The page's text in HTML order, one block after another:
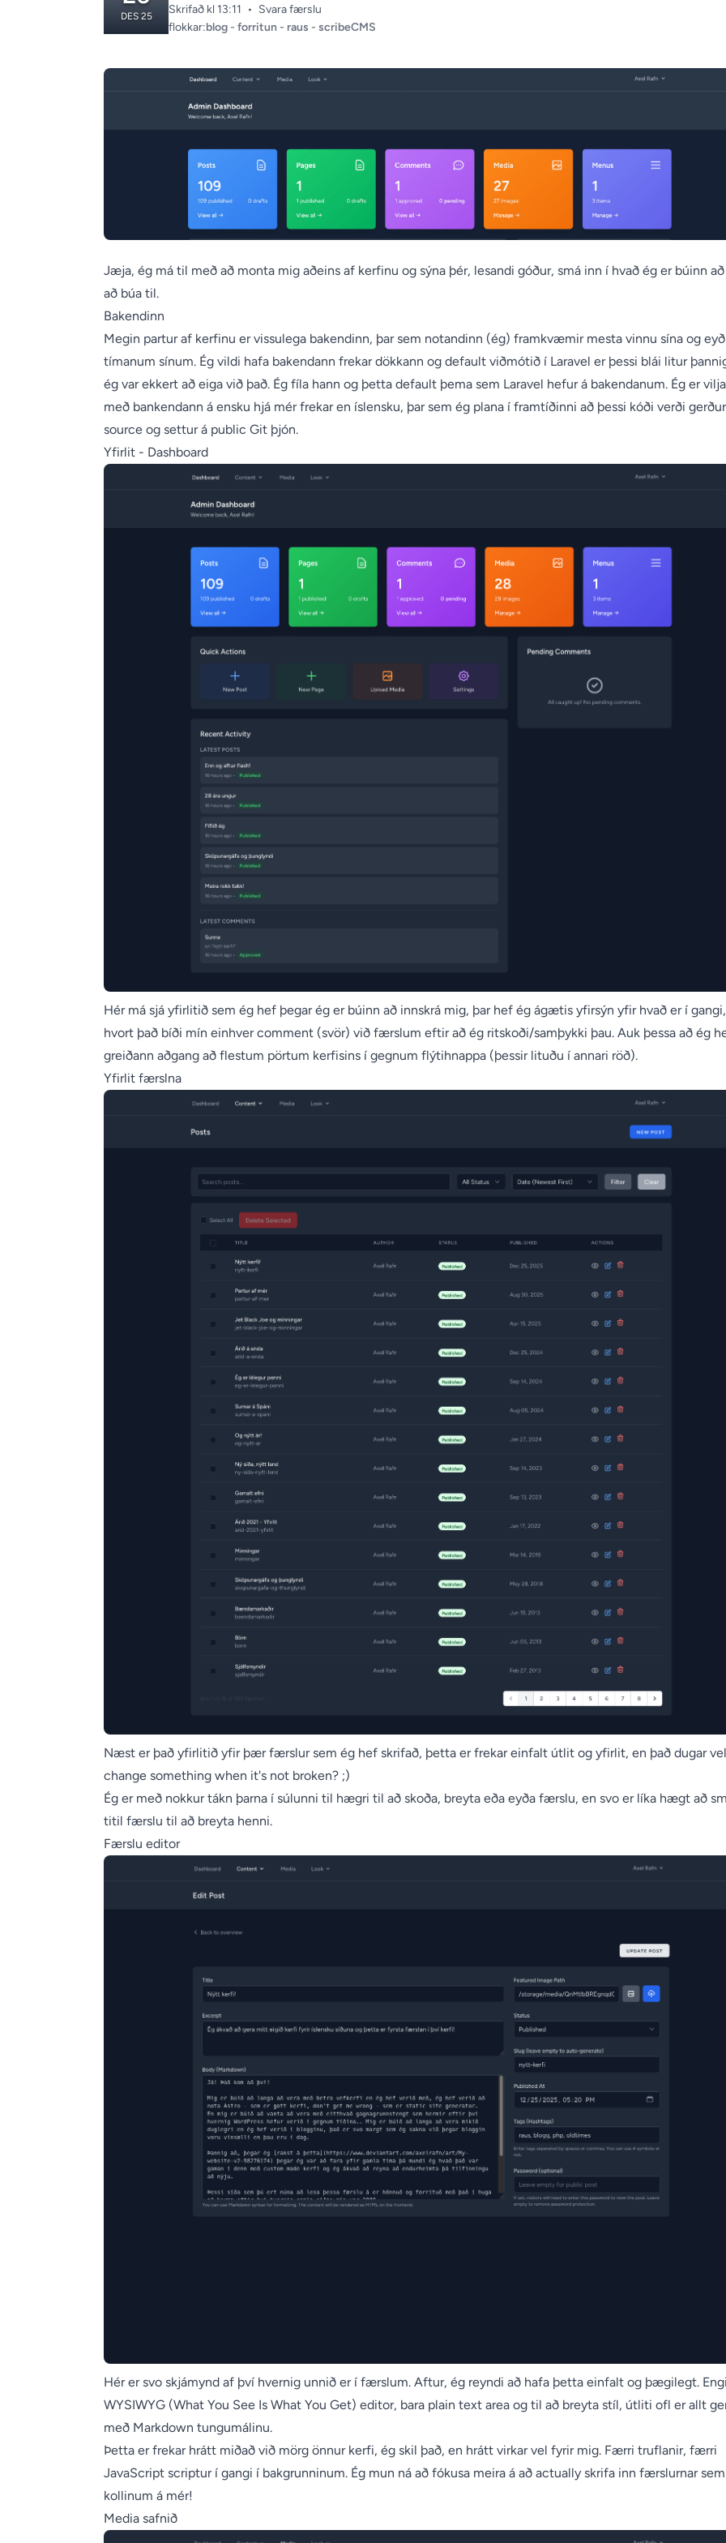
DES 25 Skrifað kl 13:11 • Svara færslu
Categories:
flokkar:blog - forritun - raus - scribeCMS
Jæja, ég má til með að monta mig aðeins af kerfinu og sýna þér, lesandi góður, smá inn í hvað ég er búinn
að búa til.
Bakendinn
Megin partur af kerfinu er vissulega bakendinn, þar sem notandinn (ég) framkvæmir mesta vinnu sína og
tímanum sínum. Ég vildi hafa bakendann frekar dökkann og default viðmótið í Laravel er þessi blái litur
ég var ekkert að eiga við það. Ég fíla hann og þetta default þema sem Laravel hefur á bakendanum. Ég er
með bankendann á ensku hjá mér frekar en íslensku, þar sem ég plana í framtíðinni að þessi kóði verði
source og settur á public Git þjón.
Yfirlit - Dashboard
Hér má sjá yfirlitið sem ég hef þegar ég er búinn að innskrá mig, þar hef ég ágætis yfirsýn yfir hvað er í gangi,
hvort það bíði mín einhver comment (svör) við færslum eftir að ég ritskoði/samþykki þau. Auk þessa að ég
greiðann aðgang að flestum pörtum kerfisins í gegnum flýtihnappa (þessir lituðu í annari röð).
Yfirlit færslna
Næst er það yfirlitið yfir þær færslur sem ég hef skrifað, þetta er frekar einfalt útlit og yfirlit, en það dugar
change something when it's not broken? ;)
Ég er með nokkur tákn þarna í súlunni til hægri til að skoða, breyta eða eyða færslu, en svo er líka hægt að
titil færslu til að breyta henni.
Færslu editor
Hér er svo skjámynd af því hvernig unnið er í færslum. Aftur, ég reyndi að hafa þetta einfalt og þægilegt.
WYSIWYG (What You See Is What You Get) editor, bara plain text area og til að breyta stíl, útliti ofl er allt
með Markdown tungumálinu.
Þetta er frekar hrátt miðað við mörg önnur kerfi, ég skil það, en hrátt virkar vel fyrir mig. Færri truflanir, færri
JavaScript scriptur í gangi í bakgrunninum. Ég mun ná að fókusa meira á að actually skrifa inn færslurnar
kollinum á mér!
Media safnið